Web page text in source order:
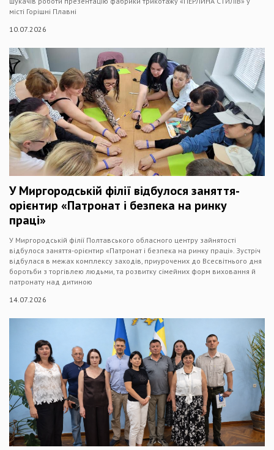
місті Горішні Плавні
10.07.2026
У Миргородській філії відбулося заняття-
орієнтир «Патронат і безпека на ринку
праці»
У Миргородській філії Полтавського обласного центру зайнятості
відбулося заняття-орієнтир «Патронат і безпека на ринку праці». Зустріч
відбулася в межах комплексу заходів, приурочених до Всесвітнього дня
боротьби з торгівлею людьми, та розвитку сімейних форм виховання й
патронату над дитиною
14.07.2026